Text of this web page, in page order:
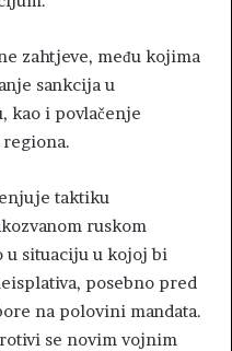
zahtjeve, među kojima
sankcija u
kao i povlačenje
taktiku
ruskom
u situaciju u kojoj bi
posebno pred
na polovini mandata.
se novim vojnim